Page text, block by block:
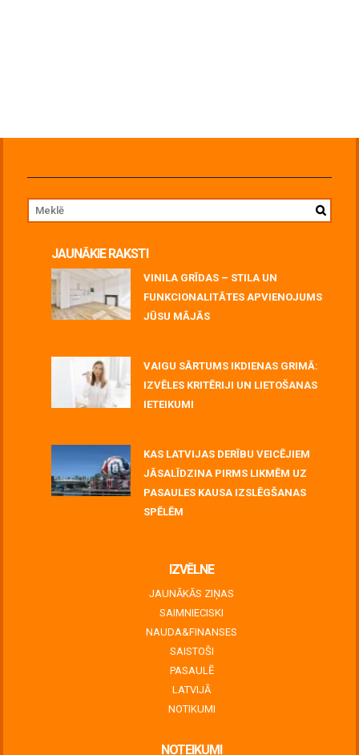
JAUNĀKIE RAKSTI
VINILA GRĪDAS – STILA UN
FUNKCIONALITĀTES APVIENOJUMS
JŪSU MĀJĀS
VAIGU SĀRTUMS IKDIENAS GRIMĀ:
IZVĒLES KRITĒRIJI UN LIETOŠANAS
IETEIKUMI
KAS LATVIJAS DERĪBU VEICĒJIEM
JĀSALĪDZINA PIRMS LIKMĒM UZ
PASAULES KAUSA IZSLĒGŠANAS
SPĒLĒM
IZVĒLNE
JAUNĀKĀS ZIŅAS
SAIMNIECISKI
NAUDA&FINANSES
SAISTOŠI
PASAULĒ
LATVIJĀ
NOTIKUMI
NOTEIKUMI